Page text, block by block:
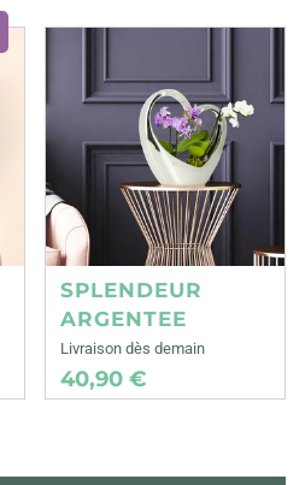
SPLENDEUR
ARGENTEE
Livraison dès demain
40,90 €